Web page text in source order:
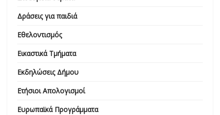
Δράσεις για παιδιά
Εθελοντισμός
Εικαστικά Τμήματα
Εκδηλώσεις Δήμου
Ετήσιοι Απολογισμοί
Ευρωπαϊκά Προγράμματα